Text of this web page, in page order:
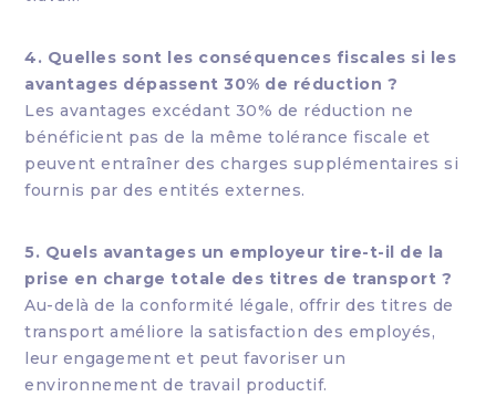
4. Quelles sont les conséquences fiscales si les
avantages dépassent 30% de réduction ?
Les avantages excédant 30% de réduction ne
bénéficient pas de la même tolérance fiscale et
peuvent entraîner des charges supplémentaires si
fournis par des entités externes.
5. Quels avantages un employeur tire-t-il de la
prise en charge totale des titres de transport ?
Au-delà de la conformité légale, offrir des titres de
transport améliore la satisfaction des employés,
leur engagement et peut favoriser un
environnement de travail productif.